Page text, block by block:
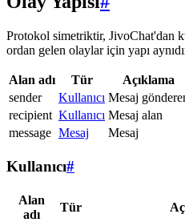
Protokol simetriktir, JivoChat'dan
ordan gelen olaylar için yapı
Alan adı Tür
Açıklama
sender
Kullanıcı Mesaj
recipient Kullanıcı Mesaj alan
message Mesaj Mesaj
Kullanıcı#
Alan
adı
Tür